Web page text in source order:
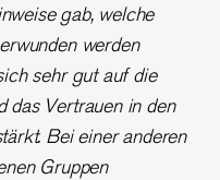
gab, welche
werden
sehr gut auf die
das Vertrauen in den
Bei einer anderen
Gruppen